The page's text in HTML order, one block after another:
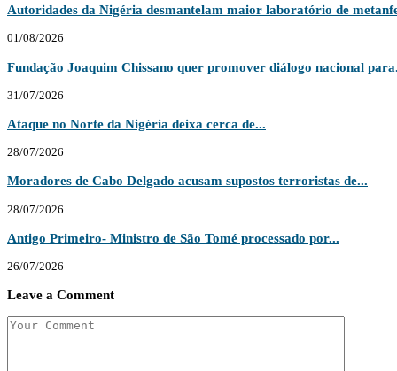
Autoridades da Nigéria desmantelam maior laboratório de
01/08/2026
Fundação Joaquim Chissano quer promover diálogo nacional
31/07/2026
Ataque no Norte da Nigéria deixa cerca de...
28/07/2026
Moradores de Cabo Delgado acusam supostos terroristas de...
28/07/2026
Antigo Primeiro- Ministro de São Tomé processado por...
26/07/2026
Leave a Comment